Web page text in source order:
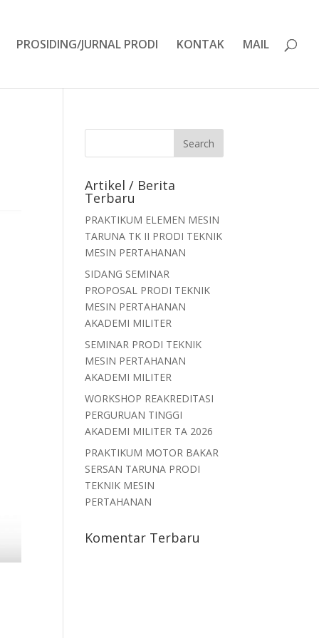
PROSIDING/JURNAL PRODI KONTAK MAIL
Artikel / Berita
Terbaru
PRAKTIKUM ELEMEN MESIN
TARUNA TK II PRODI TEKNIK
MESIN PERTAHANAN
SIDANG SEMINAR
PROPOSAL PRODI TEKNIK
MESIN PERTAHANAN
AKADEMI MILITER
SEMINAR PRODI TEKNIK
MESIN PERTAHANAN
AKADEMI MILITER
WORKSHOP REAKREDITASI
PERGURUAN TINGGI
AKADEMI MILITER TA 2026
PRAKTIKUM MOTOR BAKAR
SERSAN TARUNA PRODI
TEKNIK MESIN
PERTAHANAN
Komentar Terbaru